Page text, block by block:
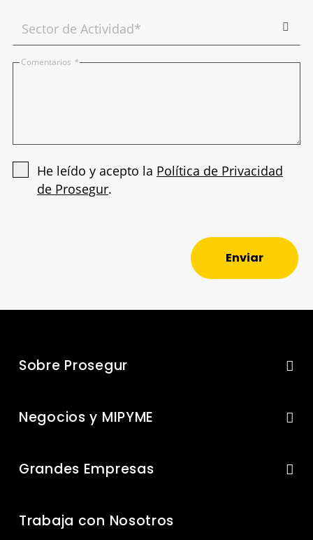
Comentarios *
He leído y acepto la Política de Privacidad
de Prosegur.
Enviar
Sobre Prosegur
Negocios y MIPYME
Grandes Empresas
Trabaja con Nosotros